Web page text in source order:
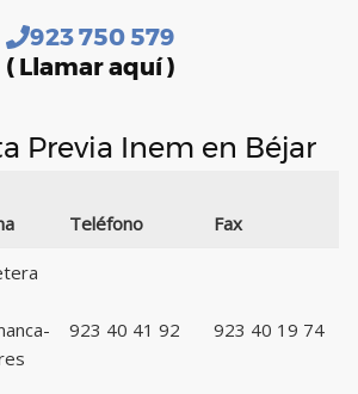
923 750 579
( Llamar aquí )
Previa Inem en Béjar
Teléfono Fax
923 40 41 92 923 40 19 74